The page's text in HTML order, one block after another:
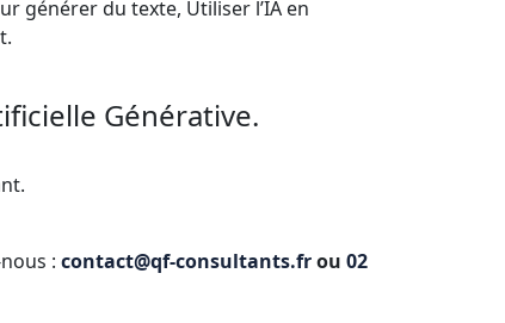
générer du texte, Utiliser l’IA en
Générative.
: contact@qf-consultants.frou 02